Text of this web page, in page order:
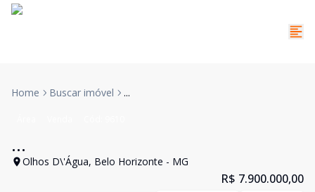
Home Buscar imóvel ...
...
Olhos D\'Água, Belo Horizonte - MG
R$ 7.900.000,00